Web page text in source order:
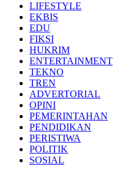
LIFESTYLE
EKBIS
EDU
FIKSI
HUKRIM
ENTERTAINMENT
TEKNO
TREN
ADVERTORIAL
OPINI
PEMERINTAHAN
PENDIDIKAN
PERISTIWA
POLITIK
SOSIAL